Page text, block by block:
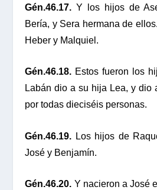
Gén.46.17. Y los hijos de
Bería, y Sera hermana de
Heber y Malquiel.
Gén.46.18. Estos fueron los
Labán dio a su hija Lea, y dio
por todas dieciséis personas.
Gén.46.19. Los hijos de
José y Benjamín.
Gén.46.20. Y nacieron a José